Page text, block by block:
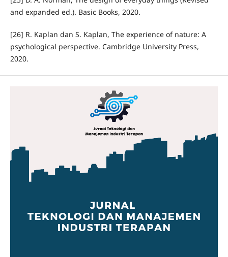
and expanded ed.). Basic Books, 2020.
[26] R. Kaplan dan S. Kaplan, The experience of nature: A
psychological perspective. Cambridge University Press,
2020.